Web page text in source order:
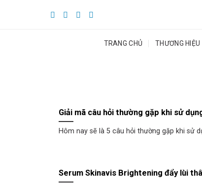
TRANG CHỦ THƯƠNG HIỆU
Giải mã câu hỏi thường gặp khi sử
Hôm nay sẽ là 5 câu hỏi thường gặp khi sử
Serum Skinavis Brightening đẩy lùi